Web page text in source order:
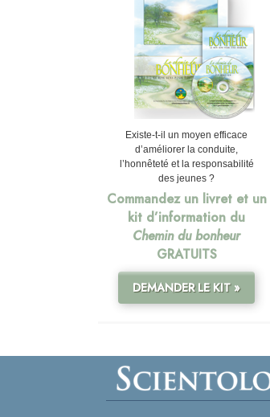
Existe-t-il un moyen efficace
d’améliorer la conduite,
l’honnêteté et la responsabilité
des jeunes ?
Commandez un livret et un
kit d’information du
Chemin du bonheur
GRATUITS
DEMANDER LE KIT »